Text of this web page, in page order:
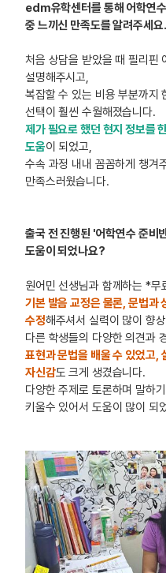
edm유학센터를 통해 어학연
중 느끼신 만족도를 알려주세요.
처음 상담을 받았을 때 필리핀
설명해주시고,
복잡할 수 있는 비용 부분까지
선택이 훨씬 수월해졌습니다.
제가 필요로 했던 현지 정보를
도움이 되었고,
수속 과정 내내 꼼꼼하게 챙겨
만족스러웠습니다.
출국 전 진행된 '어학연수 준비
도움이 되었나요?
원어민 선생님과 함께하는 *
기본 발음 교정은 물론, 문법과
수정해주셔서 실력이 많이 향
다른 학생들의 다양한 의견과
표현과 문법을 배울 수 있었고,
자신감도 크게 생겼습니다.
다양한 주제로 토론하며 말하
키울수 있어서 도움이 많이 되